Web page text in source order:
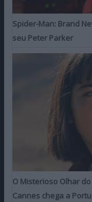
Spider-Man: Brand
seu Peter Parker
O Misterioso Olhar
Cannes chega a